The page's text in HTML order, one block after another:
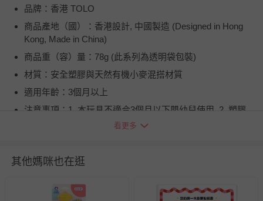
品牌：香港 TOLO
商品產地（國）：香港設計, 中國製造 (Designed in Hong
Kong, Made in China)
商品重（容）量：78g (此系列為透明袋包裝)
材質：安全塑膠與天然有機小麥混搭材質
適用年齡：3個月以上
注意事項：1. 本玩具不適合3個月以下嬰幼兒使用. 2. 塑膠
製品請遠離高溫與火燄, 所有零件請勿吞食. 3. 請將包裝盒丟
BSMI商品檢驗標識字號：M38383
洗滌/清潔建議：乾淨濕布擦拭即可
看更多
其他媽咪也在逛